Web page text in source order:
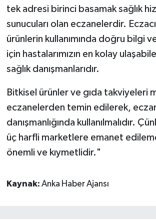
tek adresi birinci basamak sağlık
sunucuları olan eczanelerdir.
ürünlerin kullanımında doğru bilgi
için hastalarımızın en kolay
sağlık danışmanlarıdır.
Bitkisel ürünler ve gıda takviyeleri
eczanelerden temin edilerek,
danışmanlığında kullanılmalıdır.
üç harfli marketlere emanet
önemli ve kıymetlidir."
Kaynak: Anka Haber Ajansı